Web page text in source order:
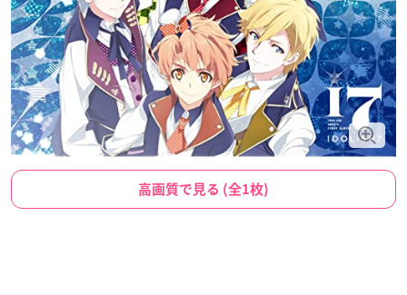
高画質で見る (全1枚)